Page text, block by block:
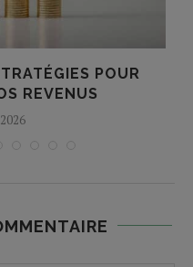
POUR
REVENUS